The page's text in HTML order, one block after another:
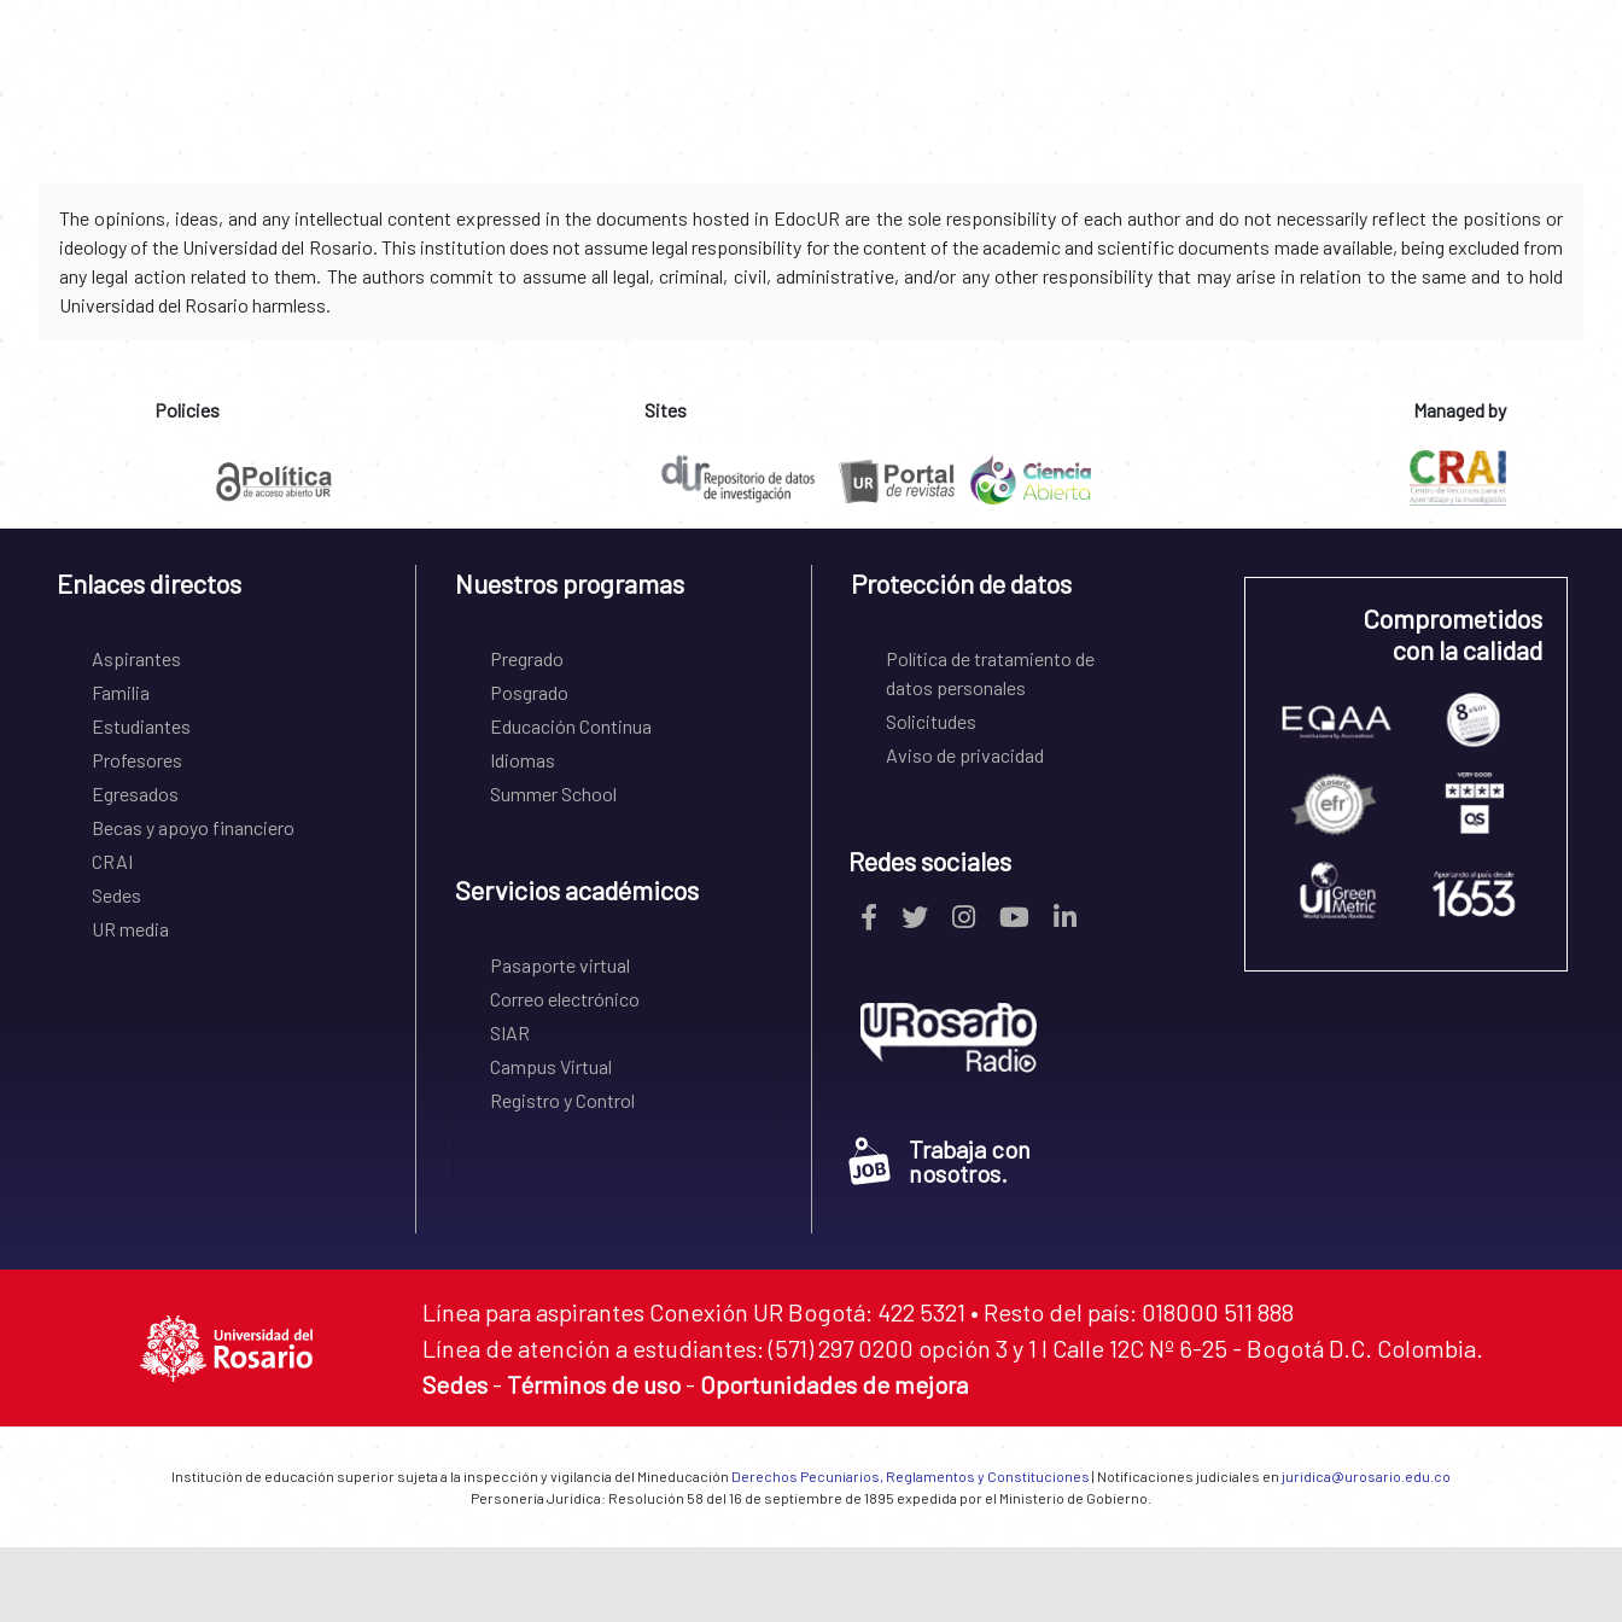
The opinions, ideas, and any intellectual content expressed in the documents hosted in EdocUR are the sole responsibility of each author and do not necessarily reflect the positions or
ideology of the Universidad del Rosario. This institution does not assume legal responsibility for the content of the academic and scientific documents made available, being excluded from
any legal action related to them. The authors commit to assume all legal, criminal, civil, administrative, and/or any other responsibility that may arise in relation to the same and to hold
Universidad del Rosario harmless.
Policies Sites Managed by
Enlaces directos
Aspirantes
Familia
Estudiantes
Profesores
Egresados
Becas y apoyo financiero
CRAI
Sedes
UR media
Nuestros programas
Pregrado
Posgrado
Educación Continua
Idiomas
Summer School
Servicios académicos
Pasaporte virtual
Correo electrónico
SIAR
Campus Virtual
Registro y Control
Protección de datos
Política de tratamiento de
datos personales
Solicitudes
Aviso de privacidad
Redes sociales
Trabaja con
nosotros.
Comprometidos
con la calidad
Línea para aspirantes Conexión UR Bogotá: 422 5321 • Resto del país: 018000 511 888
Línea de atención a estudiantes: (571) 297 0200 opción 3 y 1 I Calle 12C Nº 6-25 - Bogotá D.C. Colombia.
Sedes - Términos de uso - Oportunidades de mejora
Institución de educación superior sujeta a la inspección y vigilancia del Mineducación Derechos Pecuniarios, Reglamentos y Constituciones | Notificaciones judiciales en juridica@urosario.edu.co
Personería Jurídica: Resolución 58 del 16 de septiembre de 1895 expedida por el Ministerio de Gobierno.